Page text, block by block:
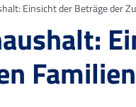
Einsicht der Beträge der